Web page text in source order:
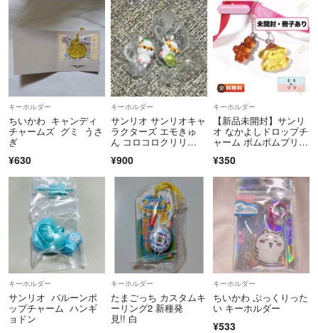
キーホルダー
ちいかわ キャンディ
チャームズ グミ うさ
ぎ
¥630
キーホルダー
サンリオ サンリオキャ
ラクターズ エモきゅ
ん コロコロクリリ
ム めじるしアクセサリ
¥900
キーホルダー
【新品未開封】サンリ
オ なかよしドロップチ
ャーム ポムポムプリン
¥350
キーホルダー
サンリオ バルーンポ
ップチャーム ハンギ
ョドン
キーホルダー
たまごっち カスタムキ
ーリング2 新種発
見!! 白
キーホルダー
ちいかわ ぷっくりった
い キーホルダー
¥533